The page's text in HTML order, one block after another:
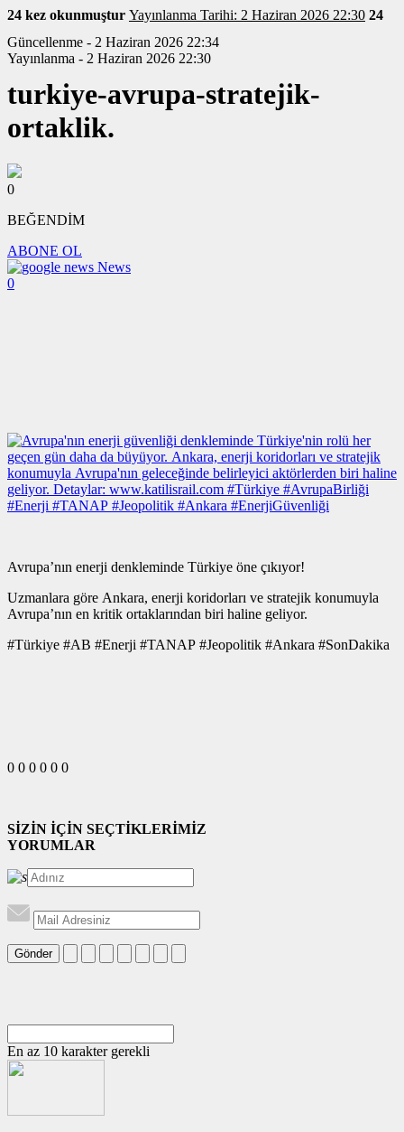
24 kez okunmuştur Yayınlanma Tarihi: 2 Haziran 2026 22:30 24
Güncellenme - 2 Haziran 2026 22:34
Yayınlanma - 2 Haziran 2026 22:30
turkiye-avrupa-stratejik-
ortaklik.
0
BEĞENDİM
ABONE OL
News
0
Avrupa’nın enerji denkleminde Türkiye öne çıkıyor!
Uzmanlara göre Ankara, enerji koridorları ve stratejik konumuyla
Avrupa’nın en kritik ortaklarından biri haline geliyor.
#Türkiye #AB #Enerji #TANAP #Jeopolitik #Ankara #SonDakika
0 0 0 0 0 0
SİZİN İÇİN SEÇTİKLERİMİZ
YORUMLAR
Gönder
En az 10 karakter gerekli